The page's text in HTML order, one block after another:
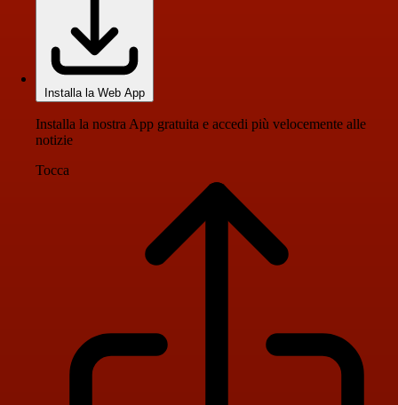
Installa la Web App
Installa la nostra App gratuita e accedi più velocemente alle
notizie
Tocca